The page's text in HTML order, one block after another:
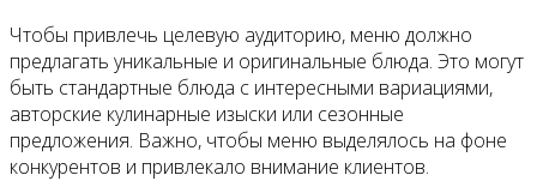
Чтобы привлечь целевую аудиторию, меню должно
предлагать уникальные и оригинальные блюда. Это могут
быть стандартные блюда с интересными вариациями,
авторские кулинарные изыски или сезонные
предложения. Важно, чтобы меню выделялось на фоне
конкурентов и привлекало внимание клиентов.